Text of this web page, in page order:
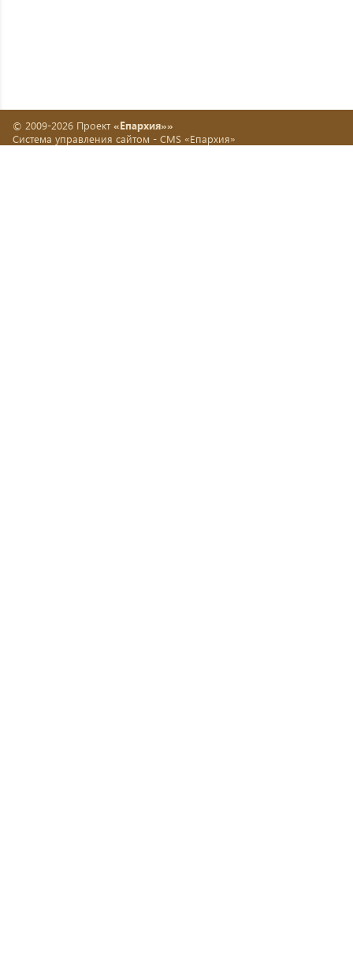
© 2009-2026 Проект «Епархия»»
Система управления сайтом - CMS «Епархия»